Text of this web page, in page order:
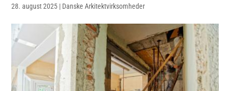
28. august 2025 | Danske Arkitektvirksomheder